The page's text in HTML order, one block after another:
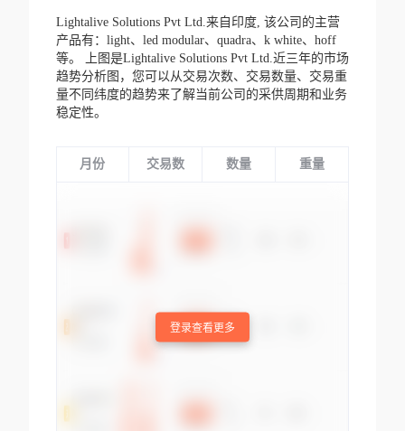
Lightalive Solutions Pvt Ltd.来自印度, 该公司的主营
产品有：light、led modular、quadra、k white、hoff
等。
上图是Lightalive Solutions Pvt Ltd.近三年的市场
趋势分析图，您可以从交易次数、交易数量、交易重
量不同纬度的趋势来了解当前公司的采供周期和业务
稳定性。
月份 交易数 数量 重量
登录查看更多